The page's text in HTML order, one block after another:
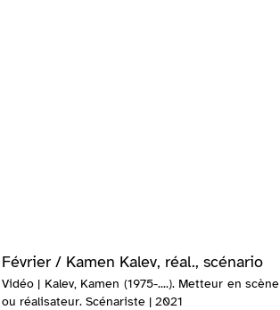
Février / Kamen Kalev, réal., scénario
Vidéo | Kalev, Kamen (1975-....). Metteur en scène
ou réalisateur. Scénariste | 2021